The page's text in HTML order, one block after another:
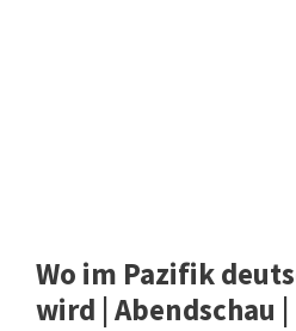
Wo im Pazifik
wird | Abendschau |